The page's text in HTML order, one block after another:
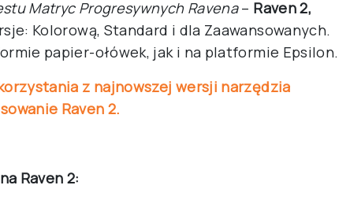
Matryc Progresywnych Ravena– Raven 2,
Kolorową, Standard i dla Zaawansowanych.
papier-ołówek, jak i na platformie Epsilon.
z najnowszej wersji narzędzia
Raven 2.
Raven 2: